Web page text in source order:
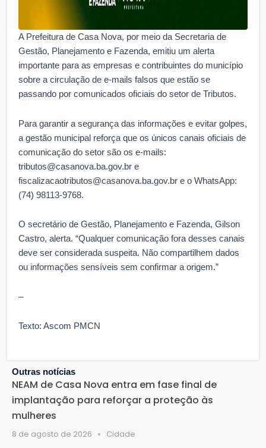
A Prefeitura de Casa Nova, por meio da Secretaria de
Gestão, Planejamento e Fazenda, emitiu um alerta
importante para as empresas e contribuintes do município
sobre a circulação de e-mails falsos que estão se
passando por comunicados oficiais do setor de Tributos.
Para garantir a segurança das informações e evitar golpes,
a gestão municipal reforça que os únicos canais oficiais de
comunicação do setor são os e-mails:
tributos@casanova.ba.gov.br e
fiscalizacaotributos@casanova.ba.gov.br e o WhatsApp:
(74) 98113-9768.
O secretário de Gestão, Planejamento e Fazenda, Gilson
Castro, alerta. “Qualquer comunicação fora desses canais
deve ser considerada suspeita. Não compartilhem dados
ou informações sensíveis sem confirmar a origem.”
–
Texto: Ascom PMCN
Outras notícias
NEAM de Casa Nova entra em fase final de
implantação para reforçar a proteção às
mulheres
8 de agosto de 2026 Cidade